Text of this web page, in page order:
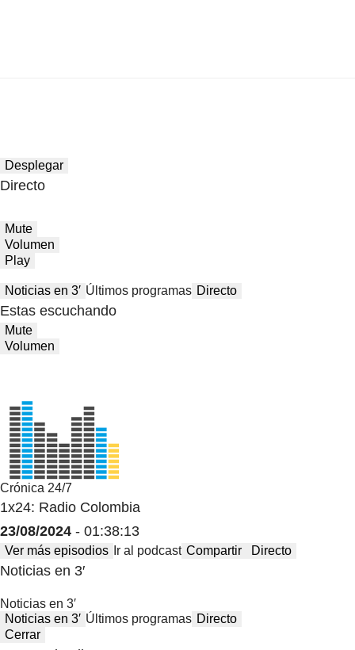
Desplegar
Directo
Mute
Volumen
Play
Noticias en 3′ Últimos programas Directo
Estas escuchando
Mute
Volumen
Crónica 24/7
1x24: Radio Colombia
23/08/2024 - 01:38:13
Ver más episodios Ir al podcast Compartir Directo
Noticias en 3′
Noticias en 3′
Noticias en 3′ Últimos programas Directo
Cerrar